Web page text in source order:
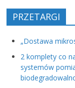
PRZETARGI
„Dostawa
2 komplety co
systemów